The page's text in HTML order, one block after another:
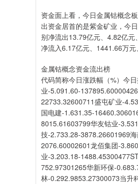
资金面上看，今日金属钴概念
出资金居首的是紫金矿业，今
别净流出13.79亿元、4.82亿
净流入6.17亿元、1441.66万元
金属钴概念资金流出榜
代码简称今日涨跌幅（%）今
业-5.091.60-
22733.32600711盛屯矿业-
国电建-1.631.35-
8015.61603799华友钴业-
技-2.733.28-3878.26601969
2076.60002601龙佰集团-
业-3.203.18-
752.97301265华新环保-
林-0.292.9853.27300073当升